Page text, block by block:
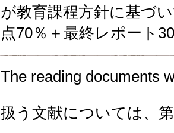
が教育課程方針に基づ
点70％＋最終レポート
The reading documents
扱う文献については、